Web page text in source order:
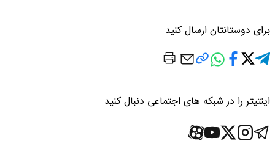
برای دوستانتان ارسال کنید
اینتیتر را در شبکه های اجتماعی دنبال کنید